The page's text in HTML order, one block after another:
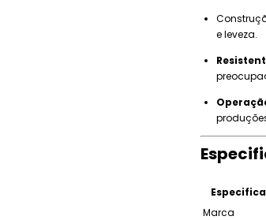
e leveza.
Marca